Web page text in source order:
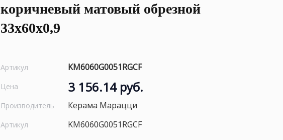
коричневый матовый обрезной
33x60x0,9
Артикул KM6060G0051RGCF
Цена 3 156.14 руб.
Производитель Керама Марацци
Артикул KM6060G0051RGCF